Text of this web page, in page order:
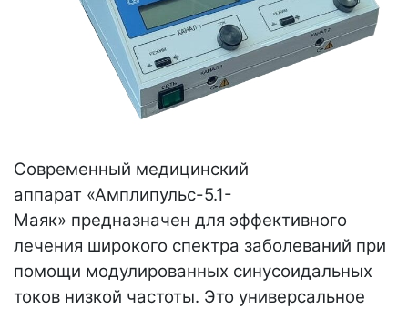
Современный медицинский
аппарат «Амплипульс-5.1-
Маяк» предназначен для эффективного
лечения широкого спектра заболеваний при
помощи модулированных синусоидальных
токов низкой частоты. Это универсальное